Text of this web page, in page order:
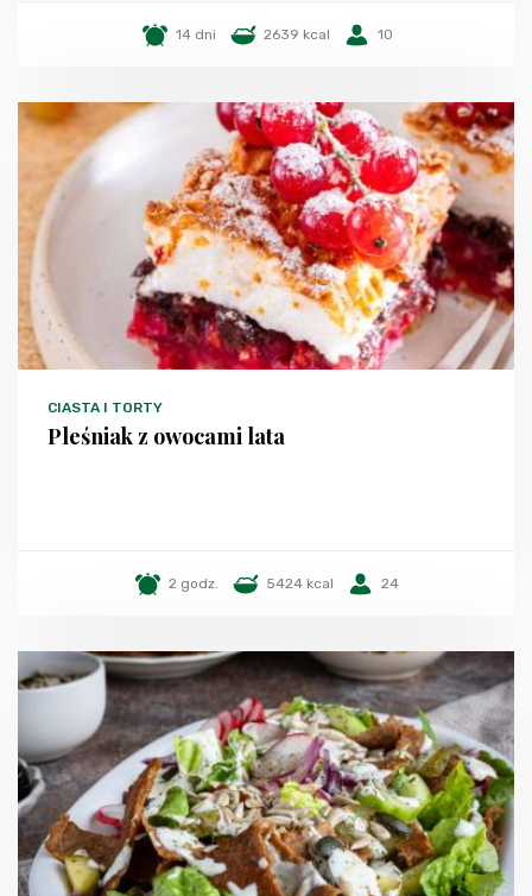
14 dni 2639 kcal 10
CIASTA I TORTY
Pleśniak z owocami lata
2 godz. 5424 kcal 24